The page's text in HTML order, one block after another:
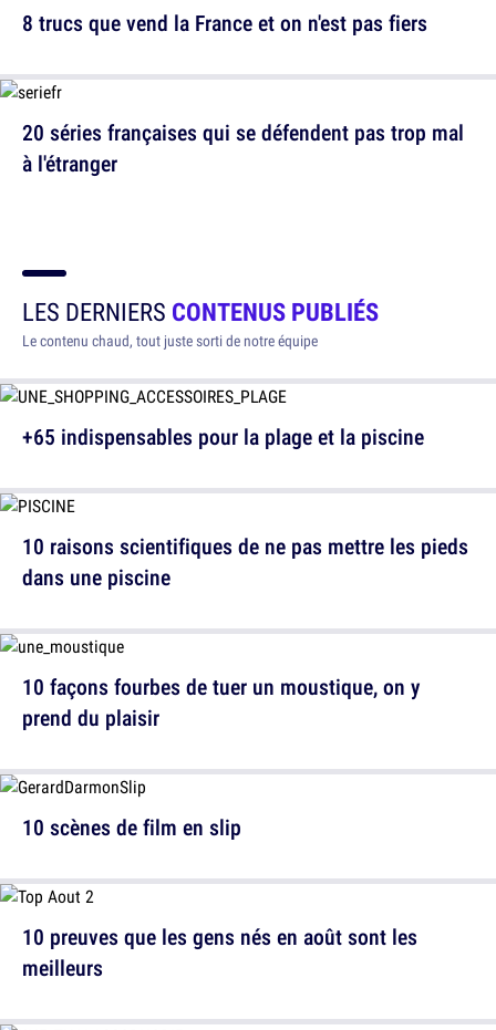
8 trucs que vend la France et on n'est pas fiers
20 séries françaises qui se défendent pas trop mal
à l'étranger
LES DERNIERS CONTENUS PUBLIÉS
Le contenu chaud, tout juste sorti de notre équipe
+65 indispensables pour la plage et la piscine
10 façons fourbes de tuer un moustique, on y
prend du plaisir
10 preuves que les gens nés en août sont les
meilleurs
10 raisons scientifiques de ne pas mettre les pieds
dans une piscine
10 scènes de film en slip